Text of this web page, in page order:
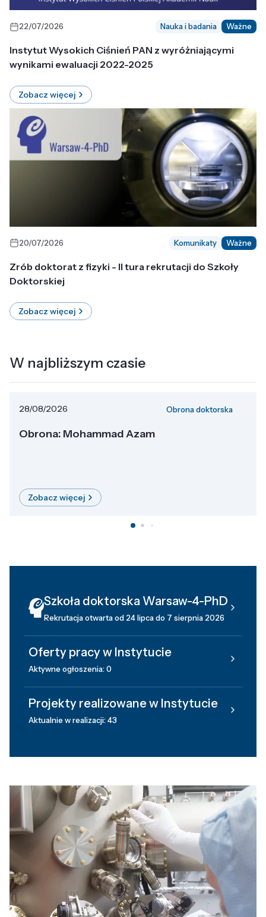
22/07/2026 Nauka i badania Ważne
Instytut Wysokich Ciśnień PAN z wyróżniającymi
wynikami ewaluacji 2022-2025
Zobacz więcej
20/07/2026 Komunikaty Ważne
Zrób doktorat z fizyki - II tura rekrutacji do Szkoły
Doktorskiej
Zobacz więcej
W najbliższym czasie
28/08/2026 Obrona doktorska
Obrona: Mohammad Azam
Zobacz więcej
Szkoła doktorska Warsaw-4-PhD
Rekrutacja otwarta od 24 lipca do 7 sierpnia 2026
Oferty pracy w Instytucie
Aktywne ogłoszenia: 0
Projekty realizowane w Instytucie
Aktualnie w realizacji: 43